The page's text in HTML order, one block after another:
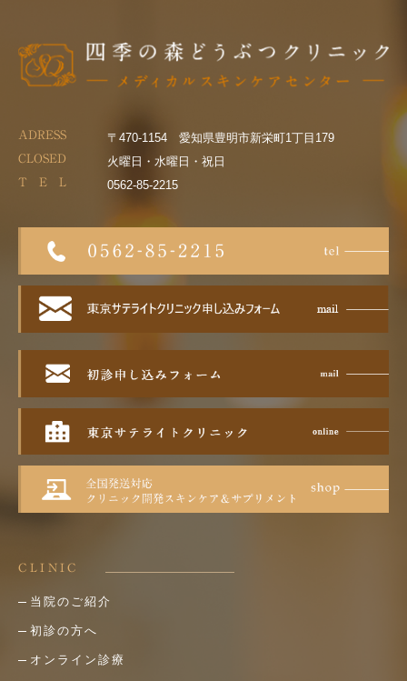
ADRESS 〒470-1154 愛知県豊明市新栄町1丁目179
CLOSED 火曜日・水曜日・祝日
T E L 0562-85-2215
CLINIC
当院のご紹介
初診の方へ
オンライン診療